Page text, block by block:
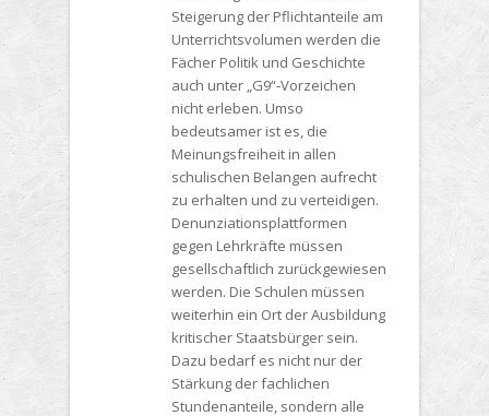
Steigerung der Pflichtanteile am
Unterrichtsvolumen werden die
Fächer Politik und Geschichte
auch unter „G9“-Vorzeichen
nicht erleben. Umso
bedeutsamer ist es, die
Meinungsfreiheit in allen
schulischen Belangen aufrecht
zu erhalten und zu verteidigen.
Denunziationsplattformen
gegen Lehrkräfte müssen
gesellschaftlich zurückgewiesen
werden. Die Schulen müssen
weiterhin ein Ort der Ausbildung
kritischer Staatsbürger sein.
Dazu bedarf es nicht nur der
Stärkung der fachlichen
Stundenanteile, sondern alle